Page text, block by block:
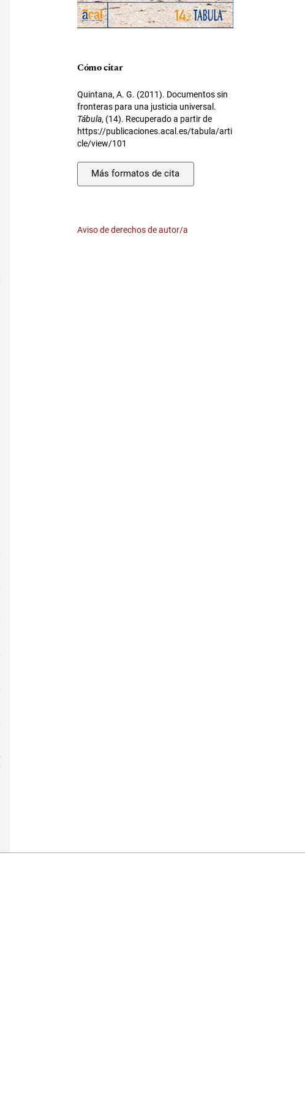
Cómo citar
Quintana, A. G. (2011). Documentos sin
fronteras para una justicia universal.
Tábula, (14). Recuperado a partir de
https://publicaciones.acal.es/tabula/arti
cle/view/101
Más formatos de cita
Aviso de derechos de autor/a